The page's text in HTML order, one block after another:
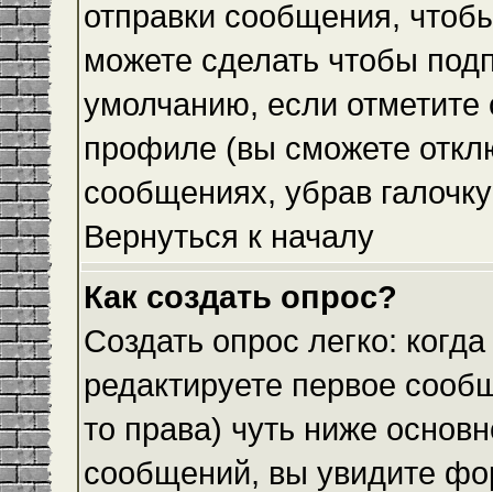
отправки сообщения,
можете сделать чтобы
умолчанию, если
профиле (вы сможете
сообщениях, убрав
Вернуться к началу
Как создать опрос?
Создать опрос легко:
редактируете первое
то права) чуть ниже
сообщений, вы увидите